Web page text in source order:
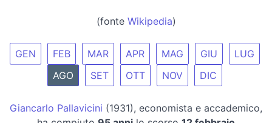
(fonte Wikipedia)
GEN FEB MAR APR MAG GIU
LUG
AGO
SET OTT NOV DIC
Giancarlo Pallavicini (1931), economista e accademico,